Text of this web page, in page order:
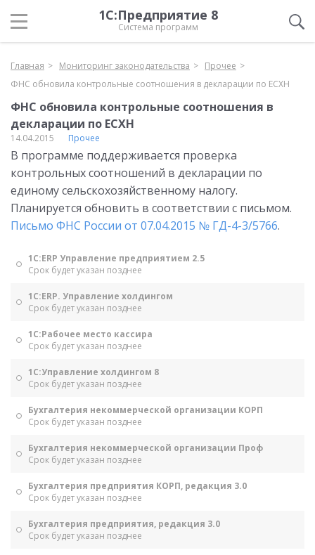
1С:Предприятие 8
Система программ
Главная Мониторинг законодательства
Прочее
ФНС обновила контрольные соотношения в декларации по ЕСХН
ФНС обновила контрольные соотношения в
декларации по ЕСХН
14.04.2015 Прочее
В программе поддерживается проверка
контрольных соотношений в декларации по
единому сельскохозяйственному налогу.
Планируется обновить в соответствии с письмом.
Письмо ФНС России от 07.04.2015 № ГД-4-3/5766.
1С:ERP Управление предприятием 2.5
Срок будет указан позднее
1С:ERP. Управление холдингом
Срок будет указан позднее
1С:Рабочее место кассира
Срок будет указан позднее
1С:Управление холдингом 8
Срок будет указан позднее
Бухгалтерия некоммерческой организации КОРП
Срок будет указан позднее
Бухгалтерия некоммерческой организации Проф
Срок будет указан позднее
Бухгалтерия предприятия КОРП, редакция 3.0
Срок будет указан позднее
Бухгалтерия предприятия, редакция 3.0
Срок будет указан позднее